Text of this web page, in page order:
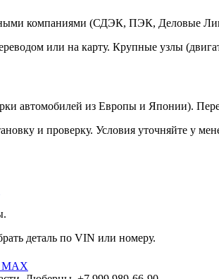
компаниями (СДЭК, ПЭК, Деловые
или на карту. Крупные узлы
автомобилей из Европы и Японии).
и проверку. Условия уточняйте у
деталь по VIN или номеру.
MAX